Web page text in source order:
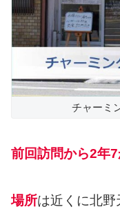
チャーミ
前回訪問から2年7
場所は近くに北野